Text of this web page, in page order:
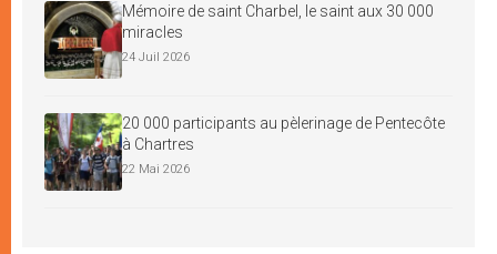
Mémoire de saint Charbel, le saint aux 30 000
miracles
24 Juil 2026
20 000 participants au pèlerinage de Pentecôte
à Chartres
22 Mai 2026